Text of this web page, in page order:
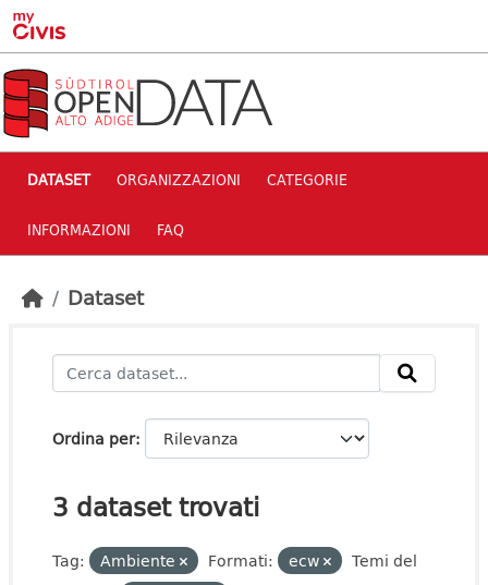
Skip to main content
DATASET ORGANIZZAZIONI CATEGORIE
INFORMAZIONI FAQ
Dataset
Ordina per
3 dataset trovati
Tag: Ambiente Formati: ecw
Temi del